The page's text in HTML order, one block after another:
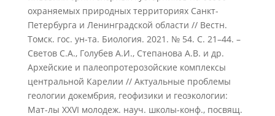
охраняемых природных территориях Санкт-
Петербурга и Ленинградской области // Вестн.
Томск. гос. ун-та. Биология. 2021. № 54. С. 21–44. –
Cветов С.А., Голубев А.И., Степанова А.В. и др.
Архейские и палеопротерозойские комплексы
центральной Карелии // Актуальные проблемы
геологии докембрия, геофизики и геоэкологии:
Мат-лы XXVI молодеж. науч. школы-конф., посвящ.